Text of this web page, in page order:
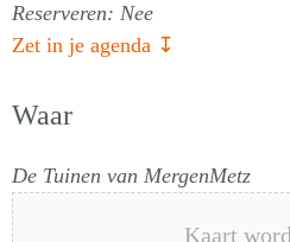
Reserveren: Nee
Zet in je agenda ↧
Waar
De Tuinen van MergenMetz
Kaart